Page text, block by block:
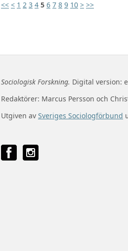
<< < 1 2 3 4 5 6 7 8 9 10 > >>
Sociologisk Forskning. Digital version:
Redaktörer: Marcus Persson och
Utgiven av Sveriges Sociologförbund